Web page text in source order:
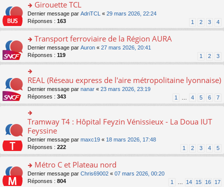
ré
c
e
nt
le
pl
u
s
ré
c
e
nt
e
n
o
le
pl
u
s
ré
c
e
nt
s
s
a
g
e
n
o
le
pl
u
s
ré
c
e
nt
ult
er
le
s
s
a
g
e
n
o
n
pl
u
s
ré
c
e
o
n
s
ult
er
le
m
e
s
s
a
g
e
n
o
n
lu
le
pl
u
s
ré
c
Girouette TCL
Dernier message par AdriTCL « 29 mars 2026, 22:24
Réponses : 163 1 2 3 4
o
n
s
ult
er
le
m
e
s
s
g
e
n
lu
le
pl
Transport ferroviaire de la Région AURA
Dernier message par Auron « 27 mars 2026, 20:41
Réponses : 119 1 2 3
o
n
s
er
le
m
e
s
s
a
g
e
n
o
REAL (Réseau express de l'aire métropolitaine lyonnaise)
Dernier message par nanar « 23 mars 2026, 23:19
Réponses : 343 1 4 5 6 7
o
n
ult
er
le
m
e
s
Tramway T4 : Hôpital Feyzin Vénissieux - La Doua IUT
Feyssine
Dernier message par maxc19 « 18 mars 2026, 17:48
Réponses : 222 1 2 3 4 5
o
n
Métro C et Plateau nord
Dernier message par Chris69002 « 07 mars 2026, 00:20
Réponses : 804 1 14 15 16 17